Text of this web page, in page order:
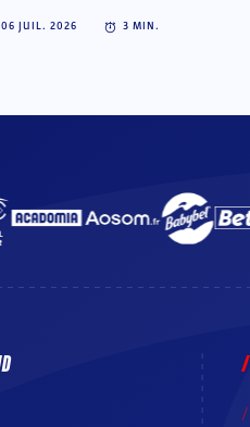
06 JUIL. 2026 3 MIN.